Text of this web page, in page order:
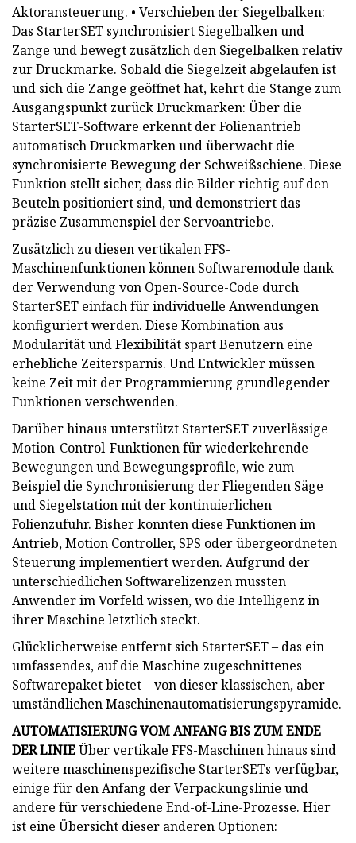
Aktoransteuerung. • Verschieben der Siegelbalken:
Das StarterSET synchronisiert Siegelbalken und
Zange und bewegt zusätzlich den Siegelbalken relativ
zur Druckmarke. Sobald die Siegelzeit abgelaufen ist
und sich die Zange geöffnet hat, kehrt die Stange zum
Ausgangspunkt zurück Druckmarken: Über die
StarterSET-Software erkennt der Folienantrieb
automatisch Druckmarken und überwacht die
synchronisierte Bewegung der Schweißschiene. Diese
Funktion stellt sicher, dass die Bilder richtig auf den
Beuteln positioniert sind, und demonstriert das
präzise Zusammenspiel der Servoantriebe.
Zusätzlich zu diesen vertikalen FFS-
Maschinenfunktionen können Softwaremodule dank
der Verwendung von Open-Source-Code durch
StarterSET einfach für individuelle Anwendungen
konfiguriert werden. Diese Kombination aus
Modularität und Flexibilität spart Benutzern eine
erhebliche Zeitersparnis. Und Entwickler müssen
keine Zeit mit der Programmierung grundlegender
Funktionen verschwenden.
Darüber hinaus unterstützt StarterSET zuverlässige
Motion-Control-Funktionen für wiederkehrende
Bewegungen und Bewegungsprofile, wie zum
Beispiel die Synchronisierung der Fliegenden Säge
und Siegelstation mit der kontinuierlichen
Folienzufuhr. Bisher konnten diese Funktionen im
Antrieb, Motion Controller, SPS oder übergeordneten
Steuerung implementiert werden. Aufgrund der
unterschiedlichen Softwarelizenzen mussten
Anwender im Vorfeld wissen, wo die Intelligenz in
ihrer Maschine letztlich steckt.
Glücklicherweise entfernt sich StarterSET – das ein
umfassendes, auf die Maschine zugeschnittenes
Softwarepaket bietet – von dieser klassischen, aber
umständlichen Maschinenautomatisierungspyramide.
AUTOMATISIERUNG VOM ANFANG BIS ZUM ENDE
DER LINIEÜber vertikale FFS-Maschinen hinaus sind
weitere maschinenspezifische StarterSETs verfügbar,
einige für den Anfang der Verpackungslinie und
andere für verschiedene End-of-Line-Prozesse. Hier
ist eine Übersicht dieser anderen Optionen: